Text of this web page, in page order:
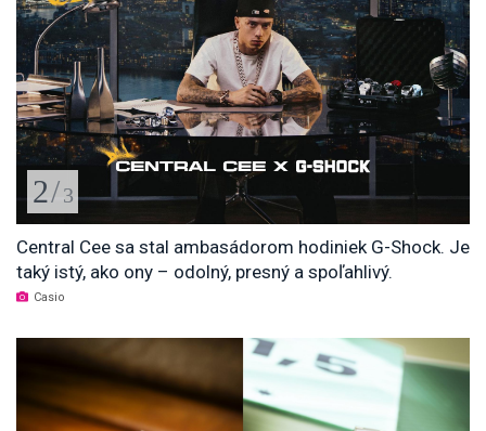
2/3
Central Cee sa stal ambasádorom hodiniek G-Shock. Je
taký istý, ako ony – odolný, presný a spoľahlivý.
Casio